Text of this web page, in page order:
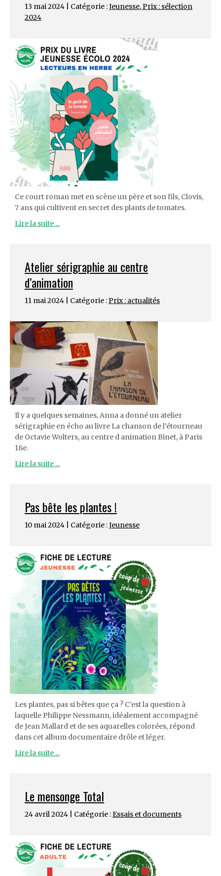
13 mai 2024 | Catégorie :Jeunesse,Prix : sélection
2024
Ce court roman met en scène un père et son fils, Clovis,
7 ans qui cultivent en secret des plants de tomates.
Lire la suite ...
Atelier sérigraphie au centre
d’animation
11 mai 2024 | Catégorie :Prix : actualités
Il y a quelques semaines, Anna a donné un atelier
sérigraphie en écho au livre La chanson de l’étourneau
de Octavie Wolters, au centre d animation Binet, à Paris
18e.
Lire la suite ...
Pas bête les plantes !
10 mai 2024 | Catégorie :Jeunesse
Les plantes, pas si bêtes que ça ? C’est la question à
laquelle Philippe Nessmann, idéalement accompagné
de Jean Mallard et de ses aquarelles colorées, répond
dans cet album documentaire drôle et léger.
Lire la suite ...
Le mensonge Total
24 avril 2024 | Catégorie :Essais et documents